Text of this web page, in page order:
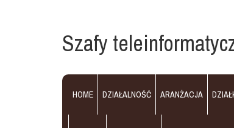
Szafy
HOME DZIAŁALNOŚĆ ARANŻACJA